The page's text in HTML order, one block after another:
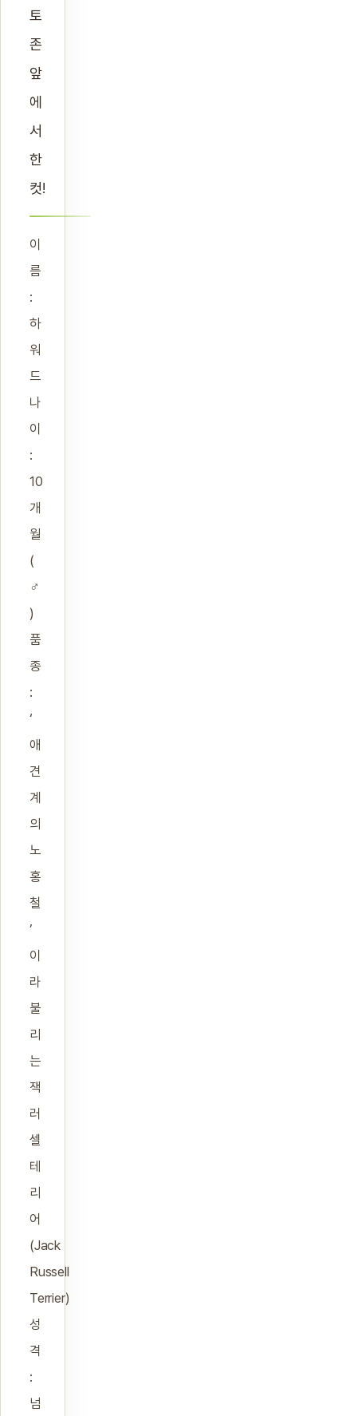
토
존
앞
에
서
한
컷!
이
름
:
하
워
드
나
이
:
10
개
월
(
♂
)
품
종
:
‘
애
견
계
의
노
홍
철
’
이
라
불
리
는
잭
러
셀
테
리
어
(Jack
Russell
Terrier)
성
격
:
넘